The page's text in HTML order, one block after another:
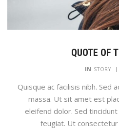
QUOTE OF
IN STORY
Quisque ac facilisis nibh. Sed
massa. Ut sit amet est
eleifend dolor. Sed
feugiat. Ut